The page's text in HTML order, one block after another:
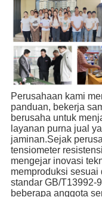
Perusahaan kami
panduan, bekerja
berusaha untuk
layanan purna jual
jaminan.Sejak
tensiometer
mengejar inovasi
memproduksi sesuai
standar GB/T13992-
beberapa anggota